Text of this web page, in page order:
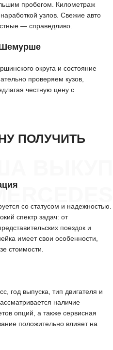
пробегом. Километраж
узлов. Свежие авто
— справедливо.
Шемурше
округа и состояние
проверяем кузов,
честную цену с
ВЫКУП
ПОЛУЧИТЬ
со статусом и надежностью.
спектр задач: от
поездок и
имеет свои особенности,
стоимости.
год выпуска, тип двигателя и
наличие
опций, а также сервисная
положительно влияет на